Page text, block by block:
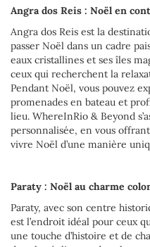
Angra dos Reis : Noël en
Angra dos Reis est la
passer Noël dans un cadre
eaux cristallines et ses îles
ceux qui recherchent la
Pendant Noël, vous pouvez
promenades en bateau et
lieu. WhereInRio & Beyond
personnalisée, en vous
vivre Noël d’une manière
Paraty : Noël au charme
Paraty, avec son centre
est l’endroit idéal pour ceux
une touche d’histoire et de